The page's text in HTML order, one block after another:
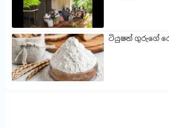
ටියුෂන් ගුරුගේ